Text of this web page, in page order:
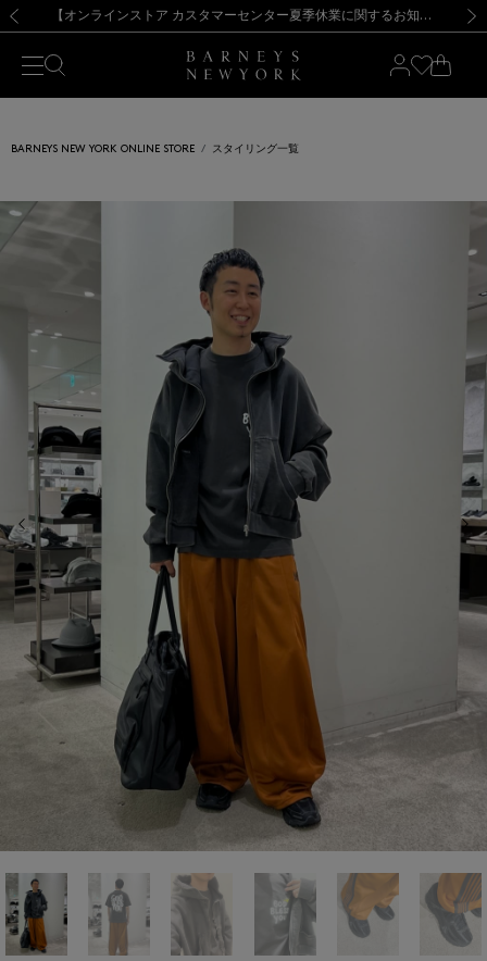
新規登録のお客様も対象！＜MY BARNEYS＞会員のお客様は11,000円（税込）以上のお買上げで常時送料無料！お買い物の際は会員登録を！
【夏季休業に伴う出荷一時停止のお知らせ】(2026.8.7) 【オンラインストア カスタマーセンター夏季休業に関するお知らせ】（2026.8.7）
【夏季休業に伴う返品・交換承り一時停止のお知らせ】（2026.8.5）
熊本県を中心とした地震の影響によるお荷物のお届けについて
【開催中】SUMMER SALEのご案内・ご注意事項 新規登録のお客様も対象！＜MY BARNEYS＞会員のお客様は11,000円（税込）以上のお買上げで常時送料無料！お買い物の際は会員登録を！
【夏季休業に伴う出荷一時停止のお知らせ】(2026.8.7)
BARNEYS NEW YORK ONLINE STORE スタイリング一覧
前の画像 次